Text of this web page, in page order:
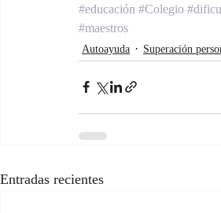
#educación #Colegio
#maestros
Autoayuda Superación
Entradas recientes